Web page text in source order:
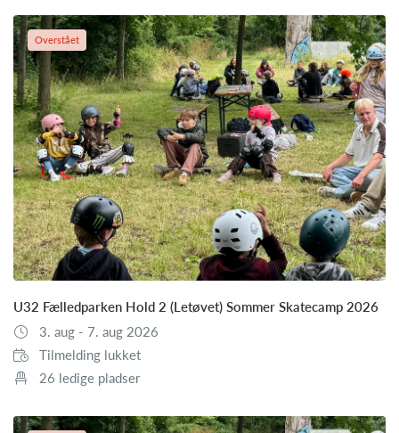
Overstået
U32 Fælledparken Hold 2 (Letøvet) Sommer Skatecamp 2026
3. aug - 7. aug 2026
Tilmelding lukket
26 ledige pladser